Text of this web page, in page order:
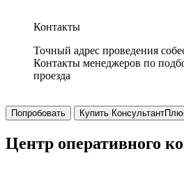
Контакты
Точный адрес проведения
Контакты менеджеров по
проезда
Попробовать Купить
Центр оперативного